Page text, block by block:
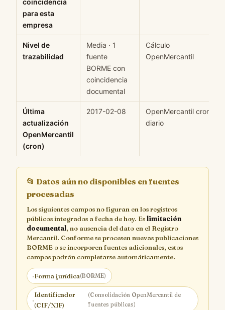
para esta
empresa
Nivel de
trazabilidad
Media · 1
fuente
BORME con
coincidencia
documental
Cálculo
OpenMercantil
Última
actualización
OpenMercantil
(cron)
2017-02-08
OpenMercantil cron
diario
📂 Datos aún no disponibles en fuentes
procesadas
Los siguientes campos no figuran en los registros
públicos integrados a fecha de hoy. Eslimitación
documental, no ausencia del dato en el Registro
Mercantil. Conforme se procesen nuevas publicaciones
BORME o se incorporen fuentes adicionales, estos
campos podrán completarse automáticamente.
·Forma jurídica(BORME)
·
Identificador
(CIF/NIF)
(Consolidación OpenMercantil de
fuentes públicas)